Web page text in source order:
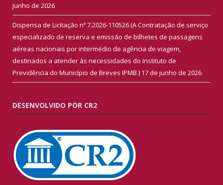
junho de 2026
Dispensa de Licitação nº 7.2026-110526 (A Contratação de serviço
especializado de reserva e emissão de bilhetes de passagens
aéreas nacionais por intermédio de agência de viagem,
destinados a atender às necessidades do Instituto de
Previdência do Município de Breves IPMB.) 17 de junho de 2026
DESENVOLVIDO POR CR2